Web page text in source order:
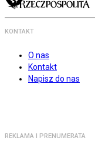
KONTAKT
O nas
Kontakt
Napisz do nas
REKLAMA I PRENUMERATA